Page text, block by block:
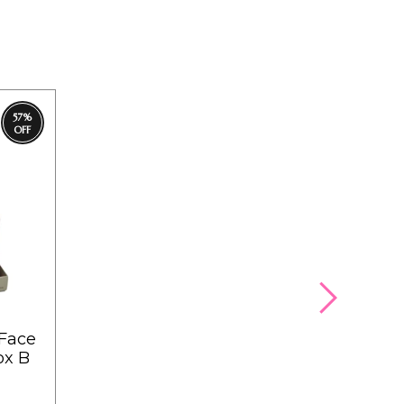
57%
B